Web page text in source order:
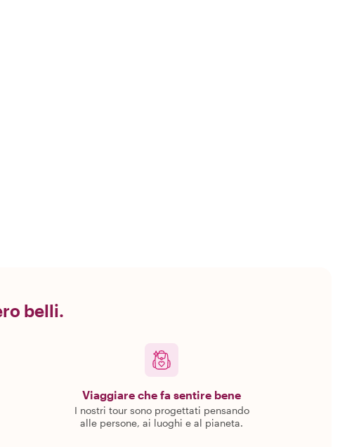
belli.
Viaggiare che fa sentire bene
I nostri tour sono progettati pensando
alle persone, ai luoghi e al pianeta.